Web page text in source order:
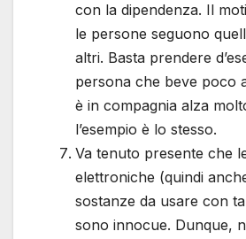
con la dipendenza. Il
le persone seguono
altri. Basta prendere
persona che beve poco
è in compagnia alza
l’esempio è lo stesso.
Va tenuto presente che
elettroniche (quindi
sostanze da usare con
sono innocue. Dunque,